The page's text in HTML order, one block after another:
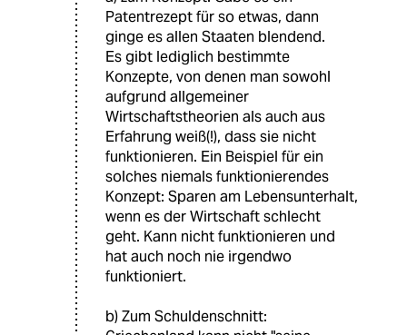
Patentrezept für so etwas, dann
ginge es allen Staaten blendend.
Es gibt lediglich bestimmte
Konzepte, von denen man sowohl
aufgrund allgemeiner
Wirtschaftstheorien als auch aus
Erfahrung weiß(!), dass sie nicht
funktionieren. Ein Beispiel für ein
solches niemals funktionierendes
Konzept: Sparen am Lebensunterhalt,
wenn es der Wirtschaft schlecht
geht. Kann nicht funktionieren und
hat auch noch nie irgendwo
funktioniert.
b) Zum Schuldenschnitt: